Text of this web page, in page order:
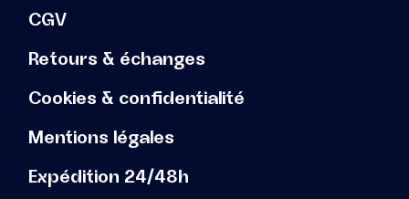
CGV
Retours & échanges
Cookies & confidentialité
Mentions légales
Expédition 24/48h